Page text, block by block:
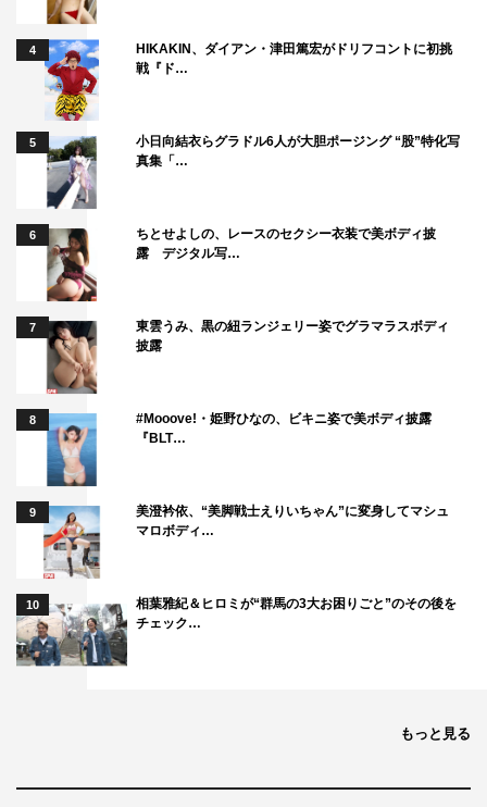
4
HIKAKIN、ダイアン・津田篤宏がドリフコントに初挑
戦『ド…
5
小日向結衣らグラドル6人が大胆ポージング “股”特化写
真集「…
6
ちとせよしの、レースのセクシー衣装で美ボディ披
露 デジタル写…
7
東雲うみ、黒の紐ランジェリー姿でグラマラスボディ
披露
8
#Mooove!・姫野ひなの、ビキニ姿で美ボディ披露
『BLT…
9
美澄衿依、“美脚戦士えりいちゃん”に変身してマシュ
マロボディ…
10
相葉雅紀＆ヒロミが“群馬の3大お困りごと”のその後を
チェック…
もっと見る